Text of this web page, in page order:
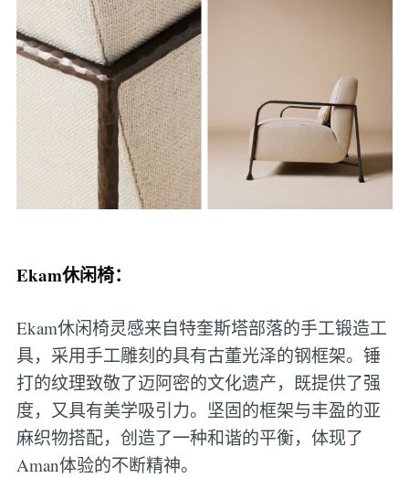
Ekam休闲椅：
Ekam休闲椅灵感来自特奎斯塔部落的手工锻造工
具，采用手工雕刻的具有古董光泽的钢框架。锤
打的纹理致敬了迈阿密的文化遗产，既提供了强
度，又具有美学吸引力。坚固的框架与丰盈的亚
麻织物搭配，创造了一种和谐的平衡，体现了
Aman体验的不断精神。